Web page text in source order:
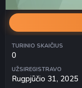
TURINIO SKAIČIUS
0
UŽSIREGISTRAVO
Rugpjūčio 31, 2025